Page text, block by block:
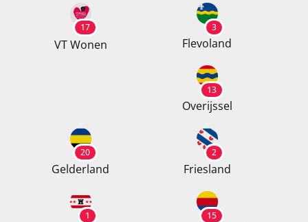
17
VT Wonen
3
Flevoland
13
Overijssel
20
Gelderland
2
Friesland
1 15